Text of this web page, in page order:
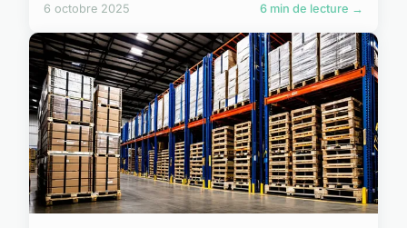
6 octobre 2025 6 min de lecture →